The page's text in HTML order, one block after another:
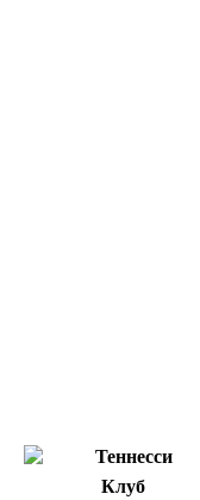
Теннесси
Клуб